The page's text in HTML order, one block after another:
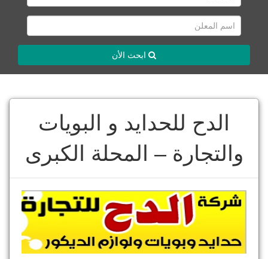
ابحث الأن
الدح للحدايد و البويات
والتجارة – المحلة الكبرى